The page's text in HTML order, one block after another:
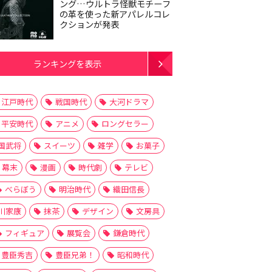
ング…ウルトラ怪獣モチーフ
の革を使った新アパレルコレ
クションが発表
ランキングを表示
江戸時代 戦国時代
大河ドラマ
平安時代
アニメ
ロングセラー
武将
スイーツ 雑学
お菓子
幕末
漫画 時代劇
テレビ
べらぼう
明治時代
織田信長
家康
抹茶 デザイン
文房具
フィギュア
展覧会
鎌倉時代
豊臣秀吉
豊臣兄弟！
昭和時代